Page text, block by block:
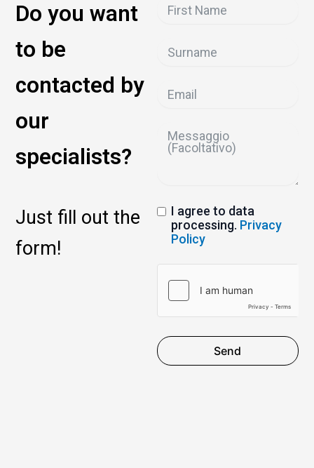
Do you want
to be
contacted by
our
specialists?
Just fill out the
form!
I agree to data
processing. Privacy
Policy
Send